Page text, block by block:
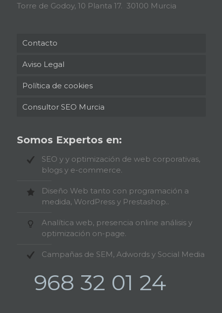
Torre de Godoy, 10 Planta 17. 30100 Murcia
Contacto
Aviso Legal
Política de cookies
Consultor SEO Murcia
Somos Expertos en:
SEO y y optimización de web corporativas,
blogs y e-commerce.
Diseño Web tanto con programación a
medida, WordPress y Prestashop..
Analítica web, presencia online análisis y
optimización on-page.
Campañas de SEM, Adwords y Social Media
968 32 01 24